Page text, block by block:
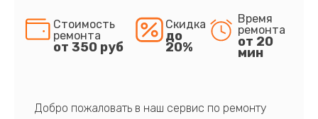
Стоимость
ремонта
от 350 руб
Скидка
до
20%
Время
ремонта
от 20
мин
Добро пожаловать в наш сервис по ремонту